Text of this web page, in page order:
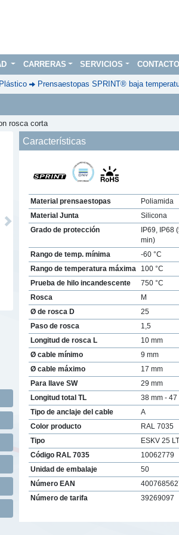
CARRERAS SERVICIOS CONTACTO
Plástico Prensaestopas SPRINT® baja
rosca corta
Next
Características
Material prensaestopas
Poliamida
Material Junta
Silicona
Grado de protección
IP69, IP68
min)
Rango de temp. mínima
-60 °C
Rango de temperatura máxima
100 °C
Prueba de hilo incandescente
750 °C
Rosca
M
Ø de rosca D
25
Paso de rosca
1,5
Longitud de rosca L
10 mm
Ø cable mínimo
9 mm
Ø cable máximo
17 mm
Para llave SW
29 mm
Longitud total TL
38 mm - 47
Tipo de anclaje del cable
A
Color producto
RAL 7035
Tipo
ESKV 25
Código RAL 7035
10062779
Unidad de embalaje
50
Número EAN
Número de tarifa
39269097